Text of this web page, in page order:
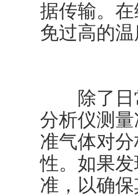
据传输。
免过高的
除了日常
分析仪测
准气体对
性。如果
准，以确